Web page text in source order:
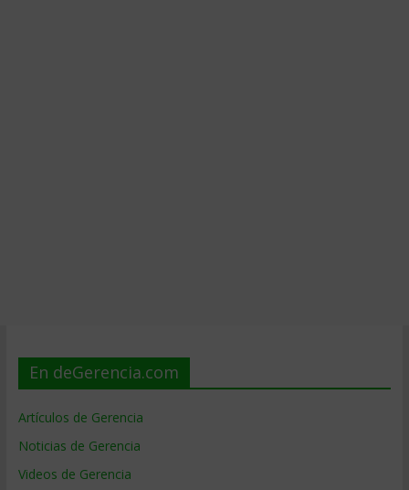
En deGerencia.com
Artículos de Gerencia
Noticias de Gerencia
Videos de Gerencia